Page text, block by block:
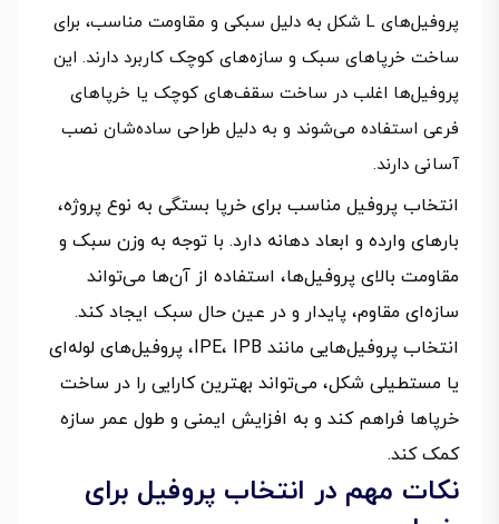
پروفیل‌های L شکل به دلیل سبکی و مقاومت مناسب، برای
ساخت خرپاهای سبک و سازه‌های کوچک کاربرد دارند. این
پروفیل‌ها اغلب در ساخت سقف‌های کوچک یا خرپاهای
فرعی استفاده می‌شوند و به دلیل طراحی ساده‌شان نصب
آسانی دارند.
انتخاب پروفیل مناسب برای خرپا بستگی به نوع پروژه،
بارهای وارده و ابعاد دهانه دارد. با توجه به وزن سبک و
مقاومت بالای پروفیل‌ها، استفاده از آن‌ها می‌تواند
سازه‌ای مقاوم، پایدار و در عین حال سبک ایجاد کند.
انتخاب پروفیل‌هایی مانند IPE، IPB، پروفیل‌های لوله‌ای
یا مستطیلی شکل، می‌تواند بهترین کارایی را در ساخت
خرپاها فراهم کند و به افزایش ایمنی و طول عمر سازه
کمک کند.
نکات مهم در انتخاب پروفیل برای